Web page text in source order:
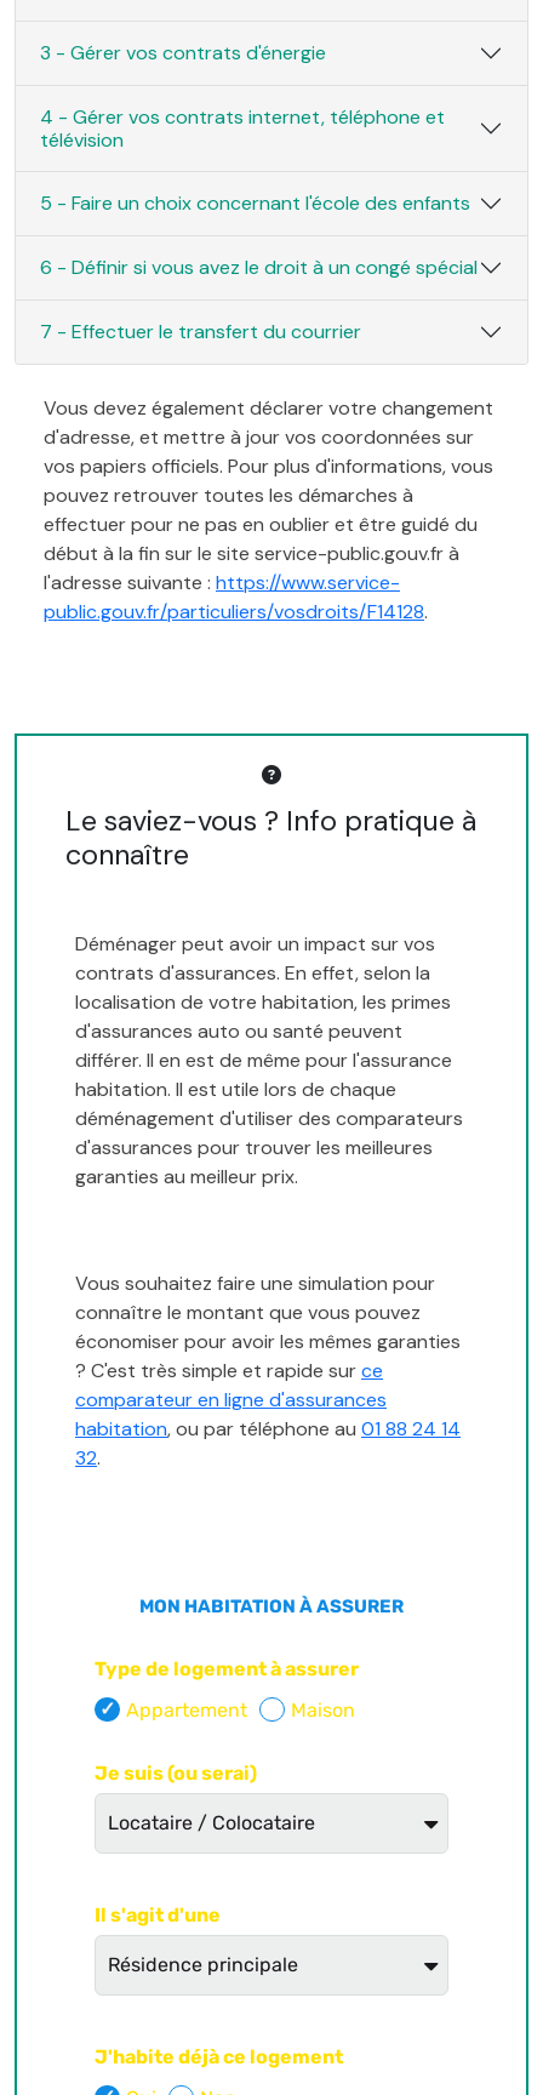
3 - Gérer vos contrats d'énergie
4 - Gérer vos contrats internet, téléphone et
télévision
5 - Faire un choix concernant l'école des enfants
6 - Définir si vous avez le droit à un congé spécial
7 - Effectuer le transfert du courrier
Vous devez également déclarer votre changement
d'adresse, et mettre à jour vos coordonnées sur
vos papiers officiels. Pour plus d'informations, vous
pouvez retrouver toutes les démarches à
effectuer pour ne pas en oublier et être guidé du
début à la fin sur le site service-public.gouv.fr à
l'adresse suivante : https://www.service-
public.gouv.fr/particuliers/vosdroits/F14128.
Le saviez-vous ? Info pratique à
connaître
Déménager peut avoir un impact sur vos
contrats d'assurances. En effet, selon la
localisation de votre habitation, les primes
d'assurances auto ou santé peuvent
différer. Il en est de même pour l'assurance
habitation. Il est utile lors de chaque
déménagement d'utiliser des comparateurs
d'assurances pour trouver les meilleures
garanties au meilleur prix.
Vous souhaitez faire une simulation pour
connaître le montant que vous pouvez
économiser pour avoir les mêmes garanties
? C'est très simple et rapide surce
comparateur en ligne d'assurances
habitation, ou par téléphone au 01 88 24 14
32.